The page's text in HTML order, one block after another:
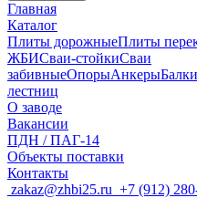
Главная
Каталог
Плиты дорожныеПлиты
ЖБИСваи-стойкиСваи
забивныеОпорыАнкерыБалки
лестниц
О заводе
Вакансии
ПДН / ПАГ-14
Объекты поставки
Контакты
zakaz@zhbi25.ru +7 (912)